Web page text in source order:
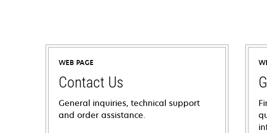
WEB PAGE
Contact Us
General inquiries, technical support
and order assistance.